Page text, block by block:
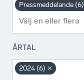
Pressmeddelande (6)
ÅRTAL
2024 (6)